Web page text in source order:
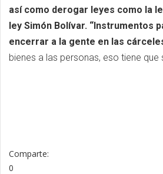
así como derogar leyes como la
ley Simón Bolívar. “Instrumentos
encerrar a la gente en las
bienes a las personas, eso tiene que
Comparte:
0